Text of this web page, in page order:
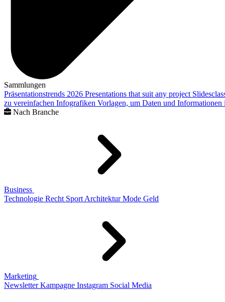
Sammlungen
Präsentationstrends 2026 Presentations that suit any project
zu vereinfachen Infografiken Vorlagen, um Daten und
Nach Branche
Business
Technologie Recht Sport Architektur Mode Geld
Marketing
Newsletter Kampagne Instagram Social Media